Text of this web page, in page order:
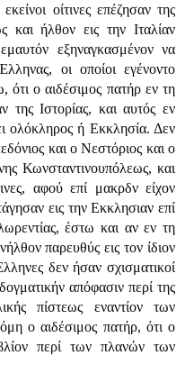
οίτινες επέζησαν της
και ήλθον εις την Ιταλίαν
εξηναγκασμένον να
οι οποίοι εγένοντο
ότι ο αιδέσιμος πατήρ εν τη
της Ιστορίας, και αυτός εν
ολόκληρος ή Εκκλησία. Δεν
και ο Νεστόριος και ο
Κωνσταντινουπόλεως, και
αφού επί μακρδν είχον
εις την Εκκλησιαν επί
έστω και αν εν τη
παρευθύς εις τον ίδιον
δεν ήσαν σχισματικοί
απόφασιν περί της
πίστεως εναντίον των
ο αιδέσιμος πατήρ, ότι ο
περί των πλανών των